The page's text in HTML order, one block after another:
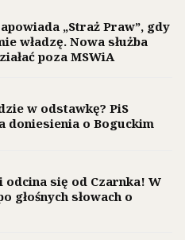
„Straż Praw”, gdy
władzę. Nowa służba
poza MSWiA
w odstawkę? PiS
doniesienia o Boguckim
odcina się od Czarnka! W
głośnych słowach o